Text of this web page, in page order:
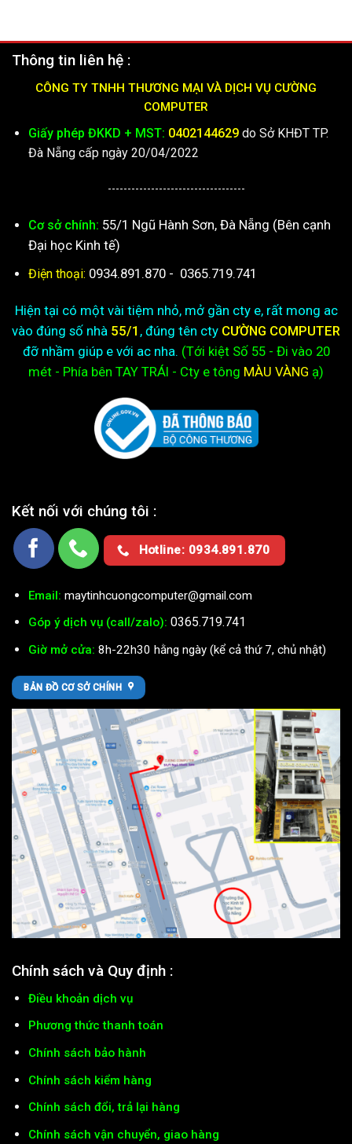
Thông tin liên hệ :
CÔNG TY TNHH THƯƠNG MẠI VÀ DỊCH VỤ CƯỜNG
COMPUTER
Giấy phép ĐKKD + MST: 0402144629do Sở KHĐT TP.
Đà Nẵng cấp ngày 20/04/2022
-----------------------------------
Cơ sở chính: 55/1 Ngũ Hành Sơn, Đà Nẵng (Bên cạnh
Đại học Kinh tế)
Điện thoại: 0934.891.870 - 0365.719.741
Hiện tại có một vài tiệm nhỏ, mở gần cty e, rất mong ac
vào đúng số nhà 55/1 , đúng tên cty CƯỜNG COMPUTER
đỡ nhầm giúp e với ac nha. (Tới kiệtSố 55 - Đi vào 20
mét - Phía bên TAY TRÁI - Cty e tông MÀU VÀNG ạ)
Kết nối với chúng tôi :
Hotline: 0934.891.870
Email: maytinhcuongcomputer@gmail.com
Góp ý dịch vụ (call/zalo): 0365.719.741
Giờ mở cửa: 8h-22h30 hằng ngày (kể cả thứ 7, chủ nhật)
BẢN ĐỒ CƠ SỞ CHÍNH
Chính sách và Quy định :
Điều khoản dịch vụ
Phương thức thanh toán
Chính sách bảo hành
Chính sách kiểm hàng
Chính sách đổi, trả lại hàng
Chính sách vận chuyển, giao hàng